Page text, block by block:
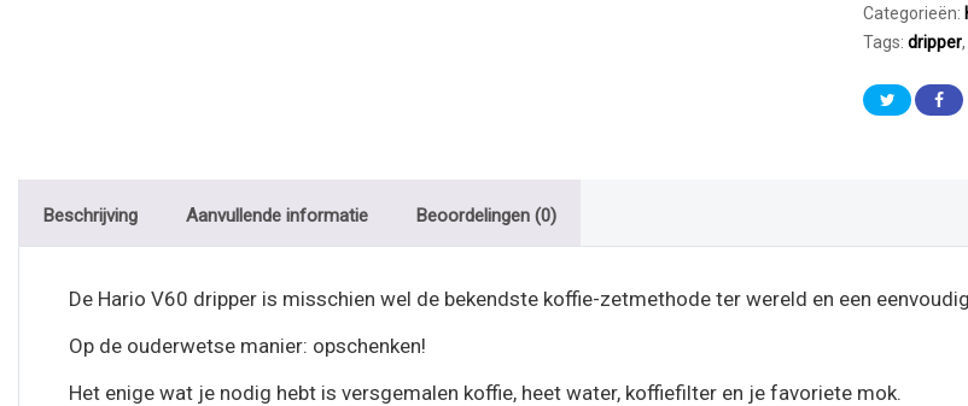
Categorieën:
Tags: dripper,
Beschrijving Aanvullende informatie Beoordelingen (0)
De Hario V60 dripper is misschien wel de bekendste koffie-zetmethode ter wereld en een
Op de ouderwetse manier: opschenken!
Het enige wat je nodig hebt is versgemalen koffie, heet water, koffiefilter en je favoriete mok.